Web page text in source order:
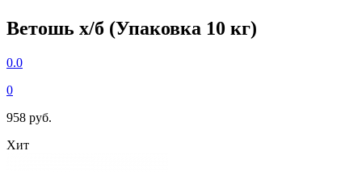
Ветошь х/б (Упаковка 10 кг)
0.0
0
958 руб.
Хит